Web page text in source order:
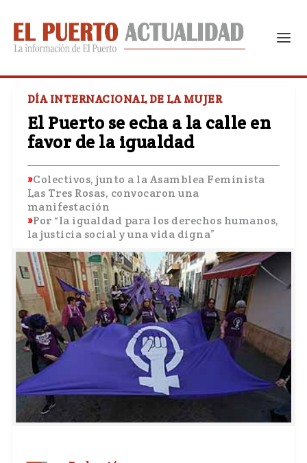
DÍA INTERNACIONAL DE LA MUJER
El Puerto se echa a la calle en
favor de la igualdad
Colectivos, junto a la Asamblea Feminista
Las Tres Rosas, convocaron una
manifestación
Por “la igualdad para los derechos humanos,
la justicia social y una vida digna”